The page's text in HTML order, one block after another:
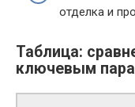
отделка и
Таблица:
ключевым